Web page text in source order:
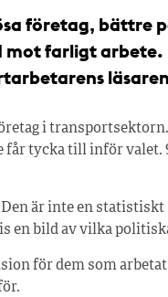
företag, bättre
farligt arbete.
i
tycka till inför valet.
är inte en
bild av vilka
för dem som arbetat